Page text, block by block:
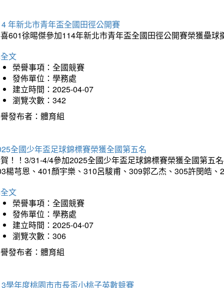
年新北市青年盃全國田徑公開賽
601徐晹傑參加114年新北市青年盃全國田徑公開賽榮獲壘
文
榮譽事項：全國競賽
發佈單位：學務處
建立時間：2025-04-07
瀏覽次數：342
發布者：體育組
全國少年盃足球錦標賽榮獲全國第五名
！！3/31-4/4參加2025全國少年盃足球錦標賽榮獲全國第五
楊芎恩、401顏宇樂、310呂駿甫、309郭乙杰、305許閔皓
文
榮譽事項：全國競賽
發佈單位：學務處
建立時間：2025-04-07
瀏覽次數：306
發布者：體育組
學年度桃園市市長盃小桃子英數競賽